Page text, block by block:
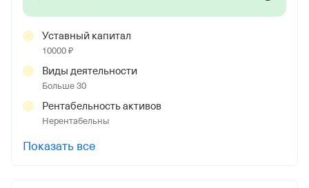
Уставный капитал
10000 ₽
Виды деятельности
Больше 30
Рентабельность активов
Нерентабельны
Показать все